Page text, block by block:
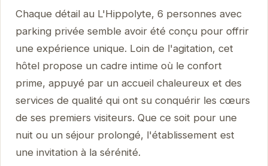
Chaque détail au L'Hippolyte, 6 personnes avec
parking privée semble avoir été conçu pour offrir
une expérience unique. Loin de l'agitation, cet
hôtel propose un cadre intime où le confort
prime, appuyé par un accueil chaleureux et des
services de qualité qui ont su conquérir les cœurs
de ses premiers visiteurs. Que ce soit pour une
nuit ou un séjour prolongé, l'établissement est
une invitation à la sérénité.